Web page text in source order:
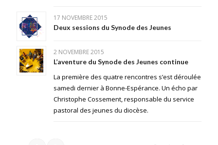
17 NOVEMBRE 2015
Deux sessions du Synode des Jeunes
2 NOVEMBRE 2015
L’aventure du Synode des Jeunes continue
La première des quatre rencontres s’est déroulée
samedi dernier à Bonne-Espérance. Un écho par
Christophe Cossement, responsable du service
pastoral des jeunes du diocèse.